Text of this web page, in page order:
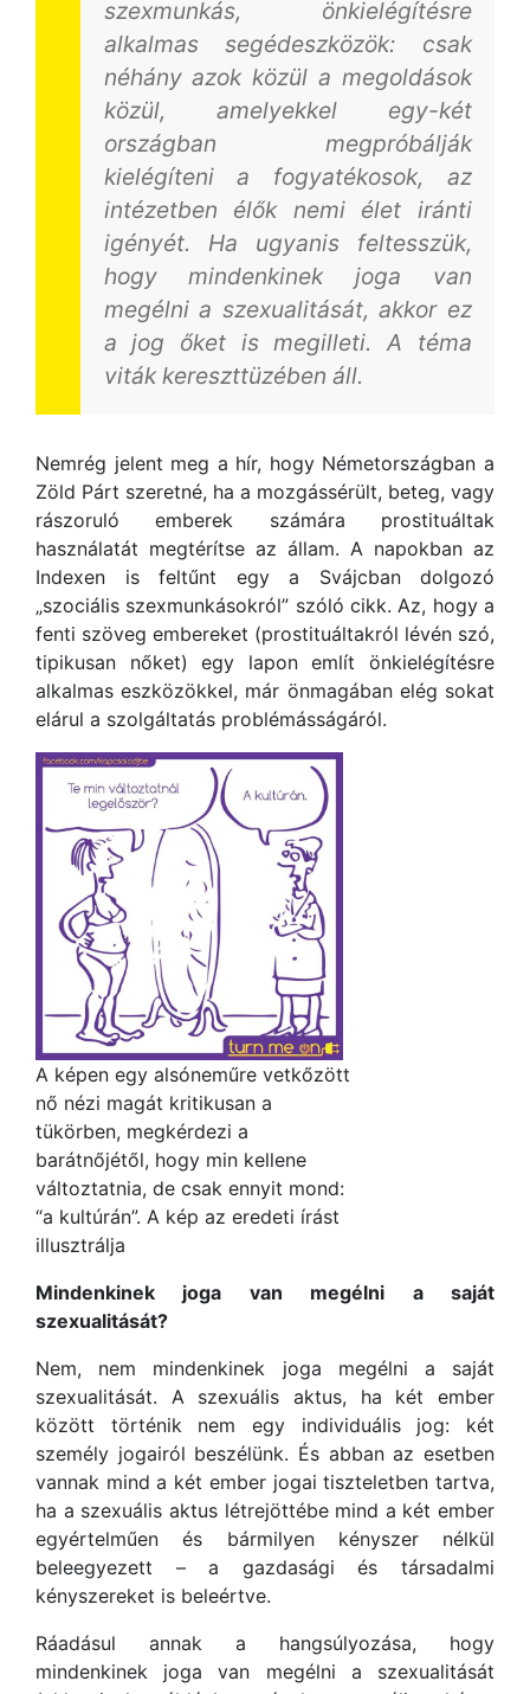
szexmunkás, önkielégítésre
alkalmas segédeszközök: csak
néhány azok közül a megoldások
közül, amelyekkel egy-két
országban megpróbálják
kielégíteni a fogyatékosok, az
intézetben élők nemi élet iránti
igényét. Ha ugyanis feltesszük,
hogy mindenkinek joga van
megélni a szexualitását, akkor ez
a jog őket is megilleti. A téma
viták kereszttüzében áll.
Nemrég jelent meg a hír, hogy Németországban a
Zöld Párt szeretné, ha a mozgássérült, beteg, vagy
rászoruló emberek számára prostituáltak
használatát megtérítse az állam. A napokban az
Indexen is feltűnt egy a Svájcban dolgozó
„szociális szexmunkásokról” szóló cikk. Az, hogy a
fenti szöveg embereket (prostituáltakról lévén szó,
tipikusan nőket) egy lapon említ önkielégítésre
alkalmas eszközökkel, már önmagában elég sokat
elárul a szolgáltatás problémásságáról.
A képen egy alsóneműre vetkőzött
nő nézi magát kritikusan a
tükörben, megkérdezi a
barátnőjétől, hogy min kellene
változtatnia, de csak ennyit mond:
“a kultúrán”. A kép az eredeti írást
illusztrálja
Mindenkinek joga van megélni a saját
szexualitását?
Nem, nem mindenkinek joga megélni a saját
szexualitását. A szexuális aktus, ha két ember
között történik nem egy individuális jog: két
személy jogairól beszélünk. És abban az esetben
vannak mind a két ember jogai tiszteletben tartva,
ha a szexuális aktus létrejöttébe mind a két ember
egyértelműen és bármilyen kényszer nélkül
beleegyezett – a gazdasági és társadalmi
kényszereket is beleértve.
Ráadásul annak a hangsúlyozása, hogy
mindenkinek joga van megélni a szexualitását